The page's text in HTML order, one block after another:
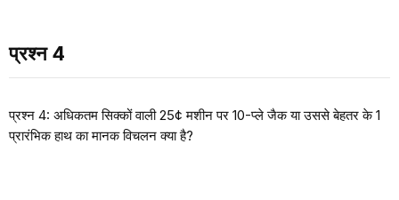
प्रश्न 4
प्रश्न 4: अधिकतम सिक्कों वाली 25¢ मशीन पर 10-प्ले जैक या उससे बेहतर के 1
प्रारंभिक हाथ का मानक विचलन क्या है?